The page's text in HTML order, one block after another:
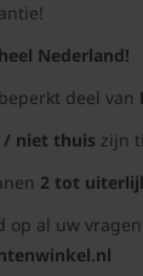
heel Nederland!
deel van
/ niet thuis zijn
2 tot
op al uw